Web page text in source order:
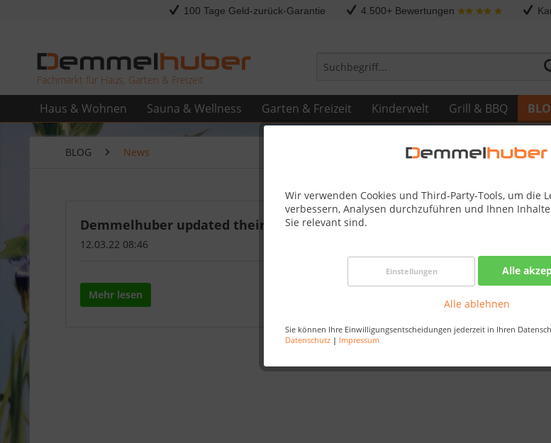
100 Tage Geld-zurück-Garantie 4.500+ Bewertungen
Fachmarkt für Haus, Garten & Freizeit
Haus & Wohnen Sauna & Wellness Garten & Freizeit Kinderwelt Grill & BBQ
Wir verwenden Cookies und Third-Party-Tools, um die
verbessern, Analysen durchzuführen und Ihnen
Sie relevant sind.
Einstellungen Alle
Alle ablehnen
Sie können Ihre Einwilligungsentscheidungen jederzeit in Ihren
Datenschutz | Impressum
BLOG News
Demmelhuber updated their phone number.
12.03.22 08:46
Mehr lesen